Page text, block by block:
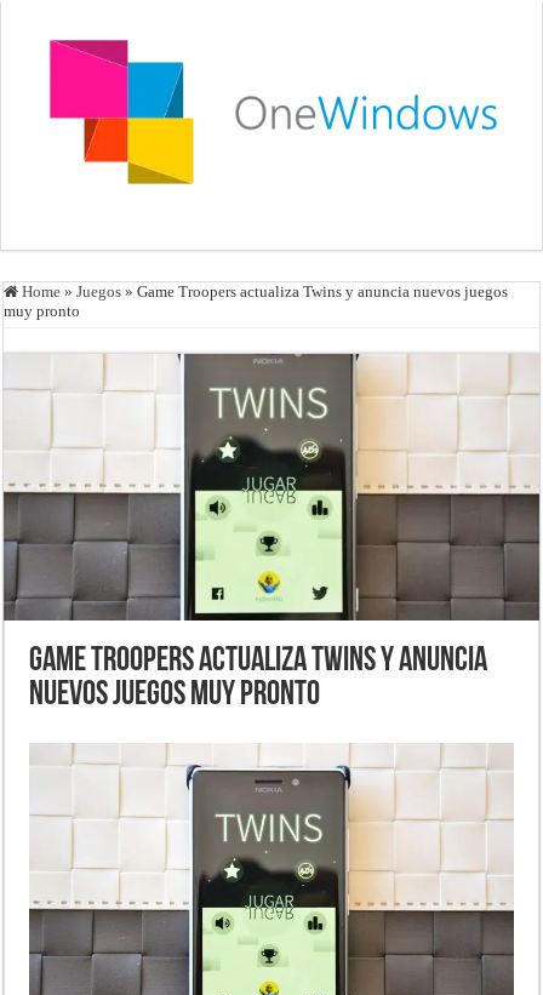
Home » Juegos » Game Troopers actualiza Twins y anuncia nuevos juegos
muy pronto
Game Troopers actualiza Twins y anuncia
nuevos juegos muy pronto